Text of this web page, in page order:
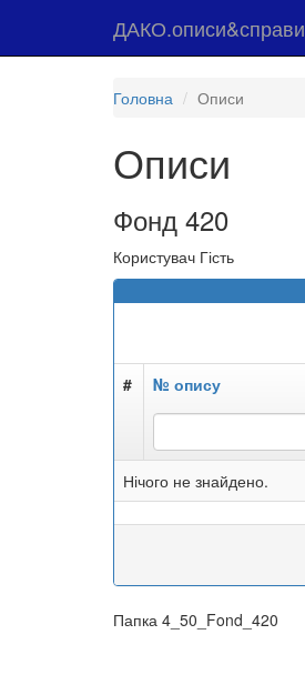
ДАКО.описи&справи
Головна Описи
Описи
Фонд 420
Користувач Гість
# № опису
Нічого не знайдено.
Папка 4_50_Fond_420